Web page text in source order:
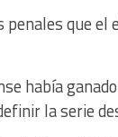
penales que
había
la serie